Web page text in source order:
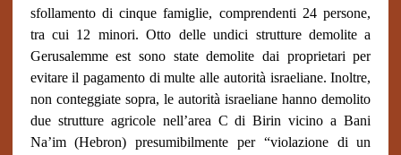
sfollamento di cinque famiglie, comprendenti 24 persone,
tra cui 12 minori. Otto delle undici strutture demolite a
Gerusalemme est sono state demolite dai proprietari per
evitare il pagamento di multe alle autorità israeliane. Inoltre,
non conteggiate sopra, le autorità israeliane hanno demolito
due strutture agricole nell’area C di Birin vicino a Bani
Na’im (Hebron) presumibilmente per “violazione di un